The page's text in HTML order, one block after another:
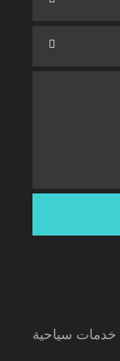
خدمات سياحية